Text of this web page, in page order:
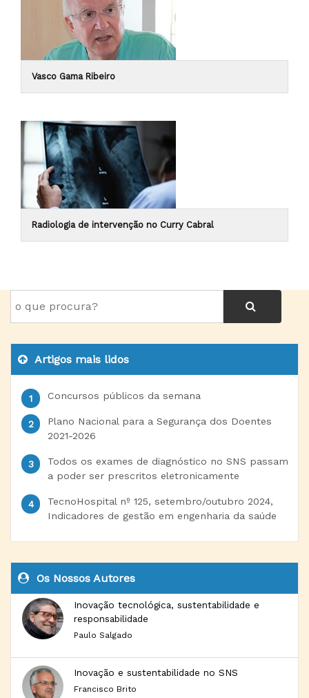
Vasco Gama Ribeiro
Radiologia de intervenção no Curry Cabral
Artigos mais lidos
Concursos públicos da semana
Plano Nacional para a Segurança dos Doentes
2021-2026
Todos os exames de diagnóstico no SNS passam
a poder ser prescritos eletronicamente
TecnoHospital nº 125, setembro/outubro 2024,
Indicadores de gestão em engenharia da saúde
Os Nossos Autores
Inovação tecnológica, sustentabilidade e
responsabilidade
Paulo Salgado
Inovação e sustentabilidade no SNS
Francisco Brito